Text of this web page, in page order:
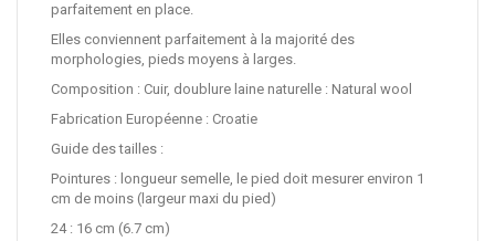
parfaitement en place.
Elles conviennent parfaitement à la majorité des
morphologies, pieds moyens à larges.
Composition : Cuir, doublure laine naturelle : Natural wool
Fabrication Européenne : Croatie
Guide des tailles :
Pointures : longueur semelle, le pied doit mesurer environ 1
cm de moins (largeur maxi du pied)
24 : 16 cm (6.7 cm)